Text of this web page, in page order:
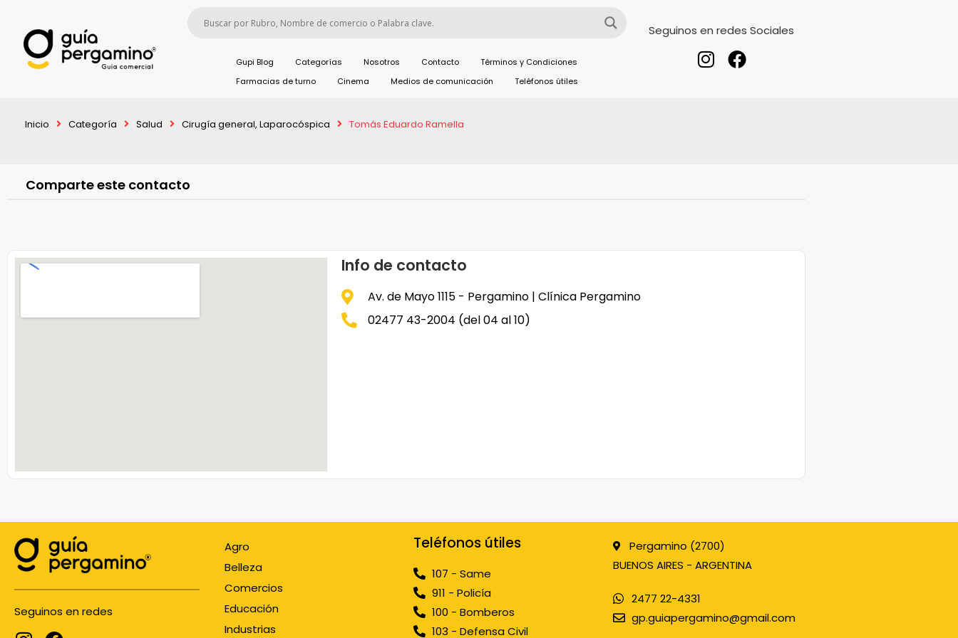
Gupi Blog Categorías Nosotros Contacto
Términos y Condiciones
Farmacias de turno
Cinema Medios de comunicación Teléfonos útiles
Seguinos en redes Sociales
Inicio Categoría Salud Cirugía general, Laparocóspica Tomás Eduardo Ramella
Comparte este contacto
Info de contacto
Av. de Mayo 1115 - Pergamino | Clínica Pergamino
02477 43-2004 (del 04 al 10)
Seguinos en redes
Agro
Belleza
Comercios
Educación
Industrias
Teléfonos útiles
107 - Same
911 - Policía
100 - Bomberos
103 - Defensa Civil
Pergamino (2700)
BUENOS AIRES - ARGENTINA
2477 22-4331
gp.guiapergamino@gmail.com